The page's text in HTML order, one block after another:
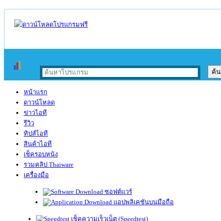
หน้าแรก
ดาวน์โหลด
ข่าวไอที
รีวิว
ทิปส์ไอที
สินค้าไอที
เช็ครอบหนัง
รวมคลิป Thaiware
เครื่องมือ
ซอฟต์แวร์
แอปพลิเคชันบนมือถือ
เช็คความเร็วเน็ต (Speedtest)